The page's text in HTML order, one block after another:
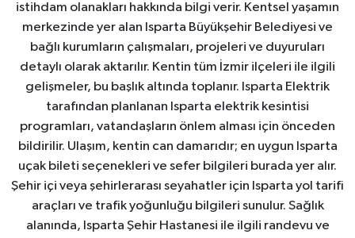
istihdam olanakları hakkında bilgi verir. Kentsel yaşamın
merkezinde yer alan Isparta Büyükşehir Belediyesi ve
bağlı kurumların çalışmaları, projeleri ve duyuruları
detaylı olarak aktarılır. Kentin tüm İzmir ilçeleri ile ilgili
gelişmeler, bu başlık altında toplanır. Isparta Elektrik
tarafından planlanan Isparta elektrik kesintisi
programları, vatandaşların önlem alması için önceden
bildirilir. Ulaşım, kentin can damarıdır; en uygun Isparta
uçak bileti seçenekleri ve sefer bilgileri burada yer alır.
Şehir içi veya şehirlerarası seyahatler için Isparta yol tarifi
araçları ve trafik yoğunluğu bilgileri sunulur. Sağlık
alanında, Isparta Şehir Hastanesi ile ilgili randevu ve